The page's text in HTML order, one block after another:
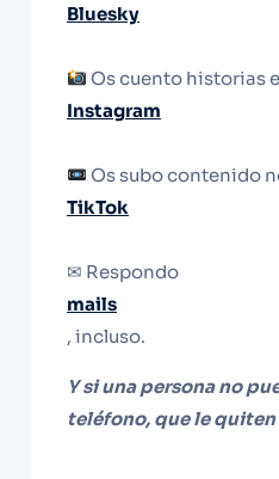
Bluesky
Os cuento historias
Instagram
Os subo contenido
TikTok
✉ Respondo
mails
, incluso.
Y si una persona no
teléfono, que le